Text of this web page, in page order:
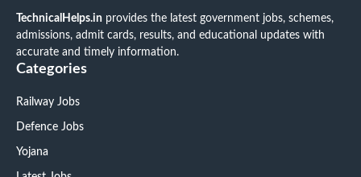
TechnicalHelps.in provides the latest government jobs, schemes,
admissions, admit cards, results, and educational updates with
accurate and timely information.
Categories
Railway Jobs
Defence Jobs
Yojana